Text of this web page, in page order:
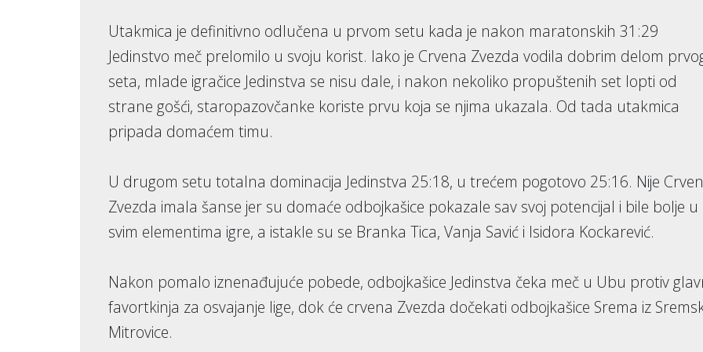
Utakmica je definitivno odlučena u prvom setu kada je nakon maratonskih 31:29
Jedinstvo meč prelomilo u svoju korist. Iako je Crvena Zvezda vodila dobrim delom
seta, mlade igračice Jedinstva se nisu dale, i nakon nekoliko propuštenih set lopti od
strane gošći, staropazovčanke koriste prvu koja se njima ukazala. Od tada utakmica
pripada domaćem timu.
U drugom setu totalna dominacija Jedinstva 25:18, u trećem pogotovo 25:16. Nije
Zvezda imala šanse jer su domaće odbojkašice pokazale sav svoj potencijal i bile bolje u
svim elementima igre, a istakle su se Branka Tica, Vanja Savić i Isidora Kockarević.
Nakon pomalo iznenađujuće pobede, odbojkašice Jedinstva čeka meč u Ubu protiv
favortkinja za osvajanje lige, dok će crvena Zvezda dočekati odbojkašice Srema iz
Mitrovice.